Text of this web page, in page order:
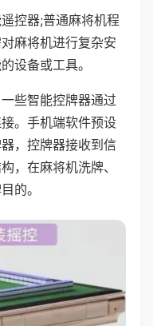
控器;普通麻将机程
麻将机进行复杂安
设备或工具。
些智能控牌器通过
。手机端软件预设
，控牌器接收到信
，在麻将机洗牌、
的。